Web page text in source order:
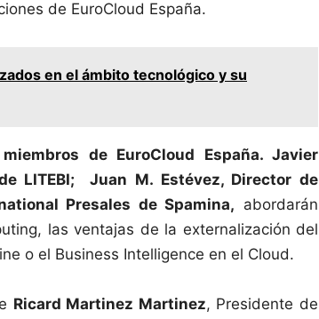
de EuroCloud España.
en el ámbito tecnológico y su
miembros de EuroCloud España. Javier
LITEBI; Juan M. Estévez, Director de
Presales de Spamina, abordarán
las ventajas de la externalización del
o el Business Intelligence en el Cloud.
Ricard Martinez Martinez, Presidente de